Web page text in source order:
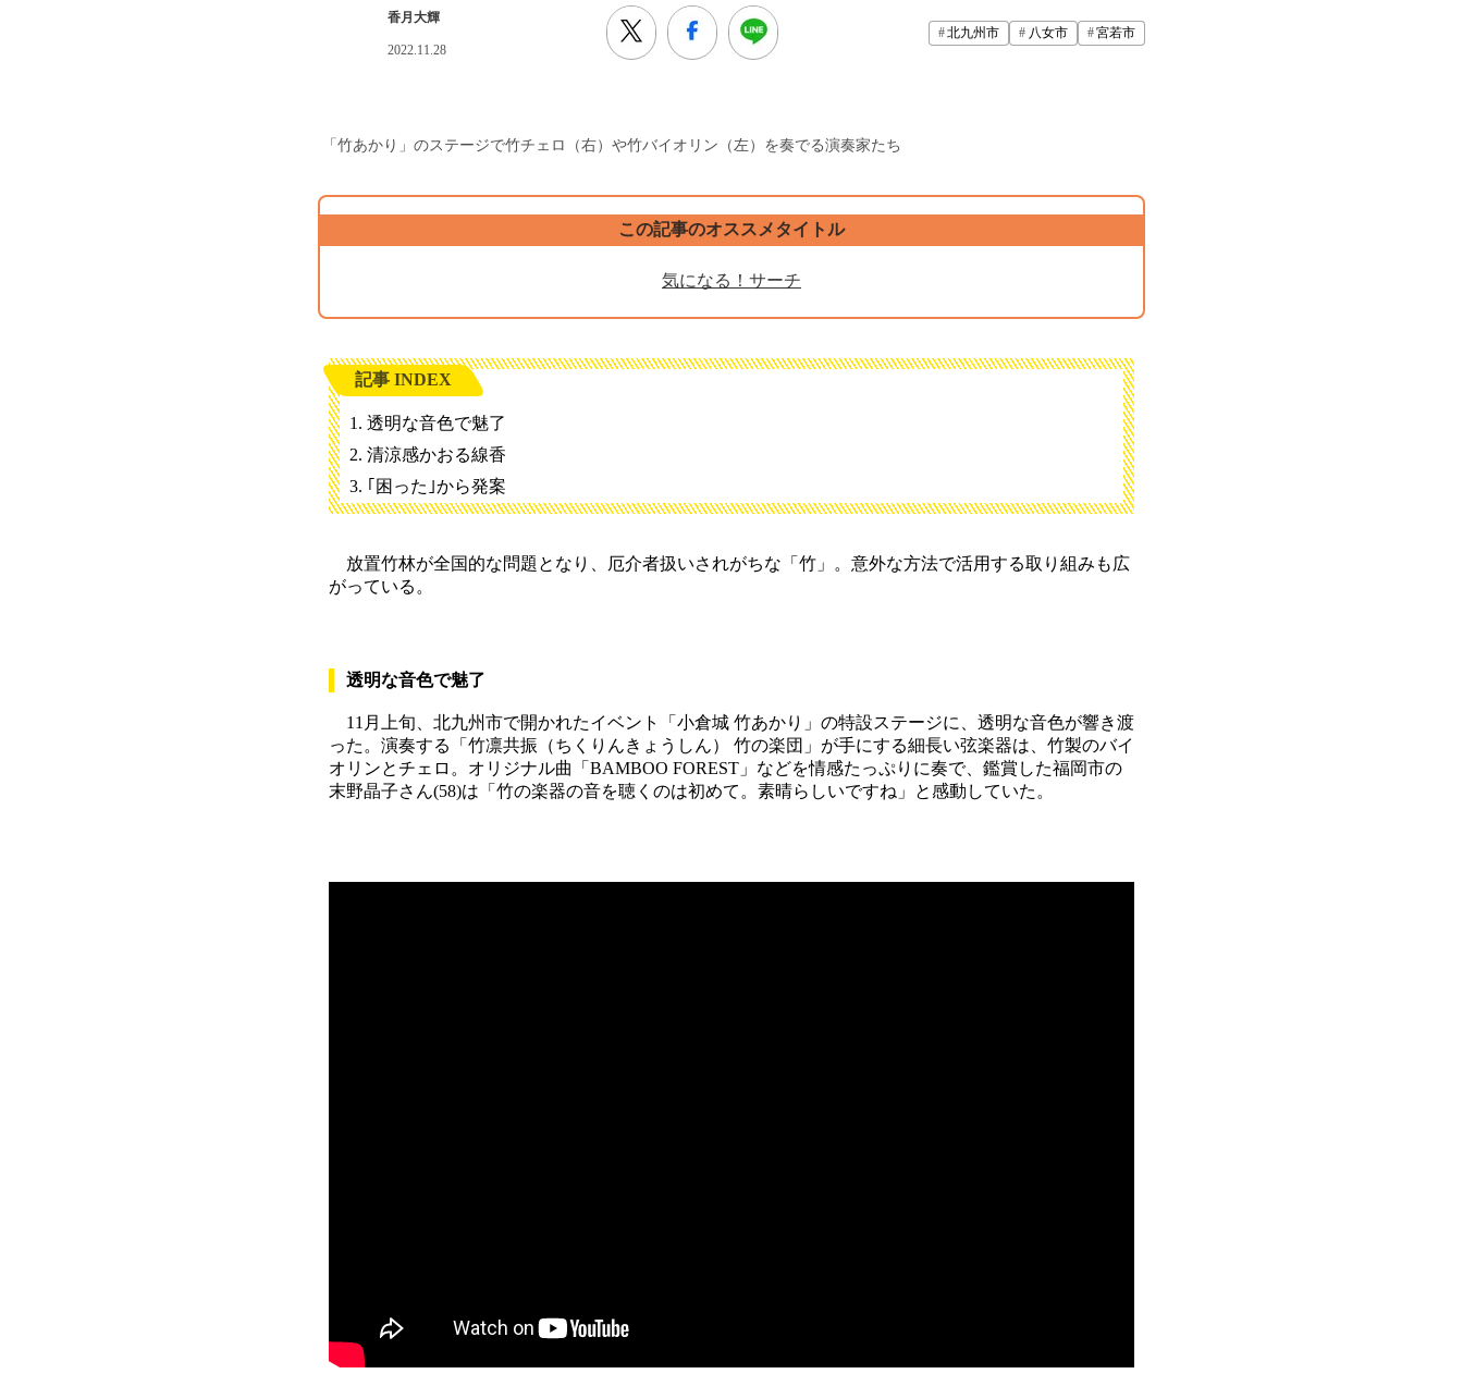
香月大輝
2022.11.28
北九州市 八女市 宮若市
「竹あかり」のステージで竹チェロ（右）や竹バイオリン（左）を奏でる演奏家たち
この記事のオススメタイトル
気になる！サーチ
記事 INDEX
透明な音色で魅了
清涼感かおる線香
｢困った｣から発案
放置竹林が全国的な問題となり、厄介者扱いされがちな「竹」。意外な方法で活用する取り組みも広
がっている。
透明な音色で魅了
11月上旬、北九州市で開かれたイベント「小倉城 竹あかり」の特設ステージに、透明な音色が響き渡
った。演奏する「竹凛共振（ちくりんきょうしん） 竹の楽団」が手にする細長い弦楽器は、竹製のバイ
オリンとチェロ。オリジナル曲「BAMBOO FOREST」などを情感たっぷりに奏で、鑑賞した福岡市の
末野晶子さん(58)は「竹の楽器の音を聴くのは初めて。素晴らしいですね」と感動していた。